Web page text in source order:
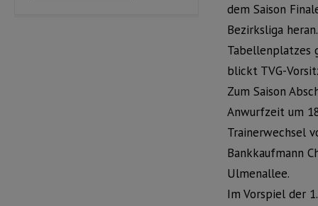
dem Saison
Bezirksliga
Tabellenplatzes
blickt TVG-
Zum Saison
Anwurfzeit um
Trainerwechsel
Bankkaufmann
Ulmenallee.
Im Vorspiel der